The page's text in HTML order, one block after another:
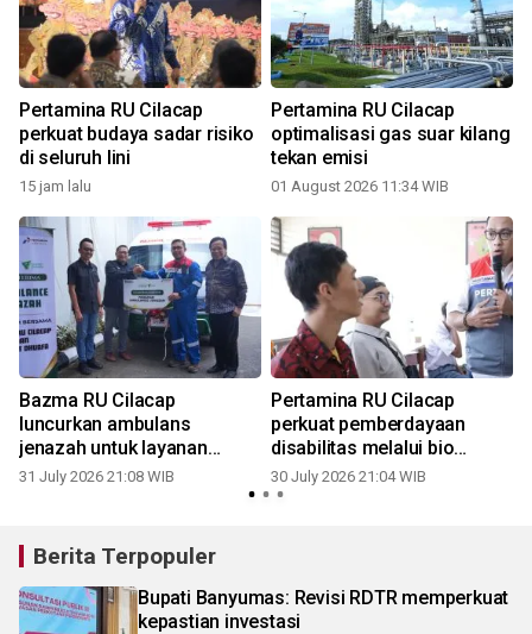
Pertamina RU Cilacap
perkuat budaya sadar risiko
di seluruh lini
15 jam lalu
Pertamina RU Cilacap
optimalisasi gas suar kilang
tekan emisi
01 August 2026 11:34 WIB
Bazma RU Cilacap
luncurkan ambulans
jenazah untuk layanan
sosial
31 July 2026 21:08 WIB
Pertamina RU Cilacap
perkuat pemberdayaan
disabilitas melalui bio
leather
30 July 2026 21:04 WIB
Berita Terpopuler
Bupati Banyumas: Revisi RDTR memperkuat
kepastian investasi